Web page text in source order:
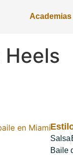
Academias
Heels
Salsa
Baile